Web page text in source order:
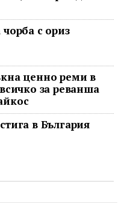
с ориз
ценно реми в
за реванша
в България